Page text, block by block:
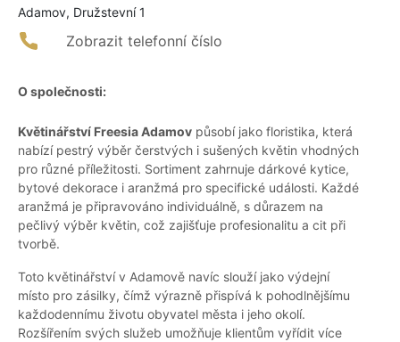
Adamov, Družstevní 1
Zobrazit telefonní číslo
O společnosti:
Květinářství Freesia Adamov působí jako floristika, která
nabízí pestrý výběr čerstvých i sušených květin vhodných
pro různé příležitosti. Sortiment zahrnuje dárkové kytice,
bytové dekorace i aranžmá pro specifické události. Každé
aranžmá je připravováno individuálně, s důrazem na
pečlivý výběr květin, což zajišťuje profesionalitu a cit při
tvorbě.
Toto květinářství v Adamově navíc slouží jako výdejní
místo pro zásilky, čímž výrazně přispívá k pohodlnějšímu
každodennímu životu obyvatel města i jeho okolí.
Rozšířením svých služeb umožňuje klientům vyřídit více